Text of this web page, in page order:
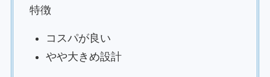
特徴
コスパが良い
やや大きめ設計